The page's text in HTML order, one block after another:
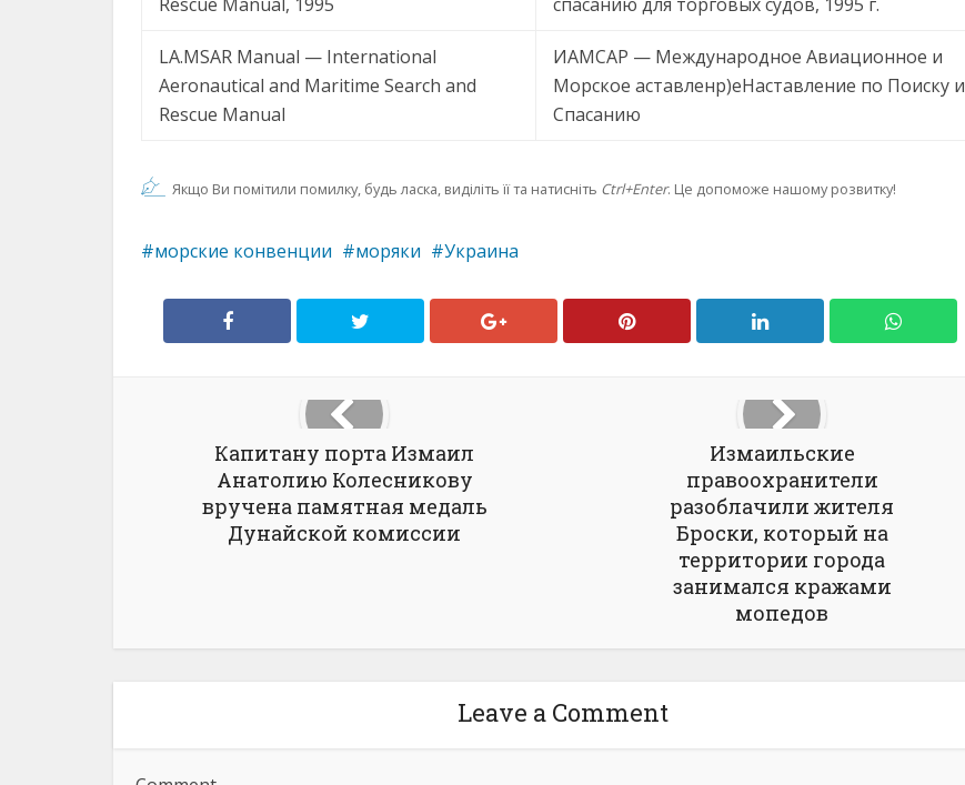
LA.MSAR Manual — International
Aeronautical and Maritime Search and
Rescue Manual
ИАМСАР — Международное Авиационное и
Морское аставленр)еНаставление по Поиску и
Спасанию
Якщо Ви помітили помилку, будь ласка, виділіть її та натисніть Ctrl+Enter. Це допоможе нашому розвитку!
морские конвенции моряки Украина
Капитану порта Измаил
Анатолию Колесникову
вручена памятная медаль
Дунайской комиссии
Измаильские
правоохранители
разоблачили жителя
Броски, который на
территории города
занимался кражами
мопедов
Leave a Comment